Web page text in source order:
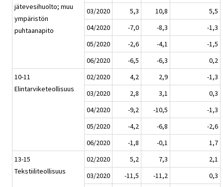
jätevesihuolto; muu
ympäristön
puhtaanapito
03/2020
5,3 10,8
5,5
04/2020
-7,0 -8,3
-1,3
05/2020
-2,6 -4,1
-1,5
06/2020
-6,5 -6,3
0,2
10-11
Elintarviketeollisuus
02/2020 4,2 2,9
-1,3
03/2020
2,8 3,1
0,3
04/2020
-9,2 -10,5
-1,3
05/2020
-4,2 -6,8
-2,6
06/2020
-1,8 -0,1
1,7
13-15
Tekstiiliteollisuus
02/2020 5,2 7,3
2,1
03/2020
-11,5 -11,2
0,3